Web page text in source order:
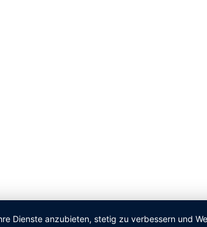
Dienste anzubieten, stetig zu verbessern und